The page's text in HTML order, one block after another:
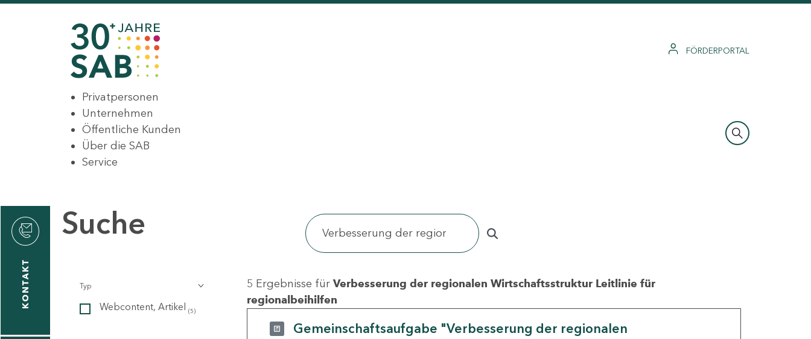
FÖRDERPORTAL
Privatpersonen
Unternehmen
Öffentliche Kunden
Über die SAB
Service
KONTAKT
Suche
Typ
Webcontent, Artikel (5)
5 Ergebnisse für Verbesserung der regionalen Wirtschaftsstruktur Leitlinie für
regionalbeihilfen
Gemeinschaftsaufgabe "Verbesserung der regionalen